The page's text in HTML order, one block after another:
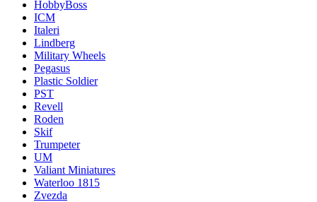
HobbyBoss
ICM
Italeri
Lindberg
Military Wheels
Pegasus
Plastic Soldier
PST
Revell
Roden
Skif
Trumpeter
UM
Valiant Miniatures
Waterloo 1815
Zvezda